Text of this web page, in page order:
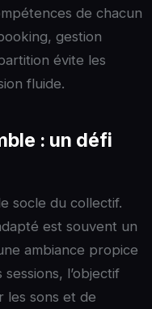
de chacun
gestion
évite les
fluide.
: un défi
socle du collectif.
est souvent un
ambiance propice
l’objectif
les sons et de